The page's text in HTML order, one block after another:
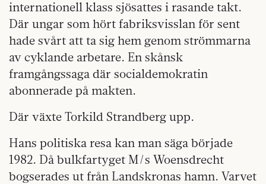
internationell klass sjösattes i rasande takt.
Där ungar som hört fabriksvisslan för sent
hade svårt att ta sig hem genom strömmarna
av cyklande arbetare. En skånsk
framgångssaga där socialdemokratin
abonnerade på makten.
Där växte Torkild Strandberg upp.
Hans politiska resa kan man säga började
1982. Då bulkfartyget M/s Woensdrecht
bogserades ut från Landskronas hamn. Varvet